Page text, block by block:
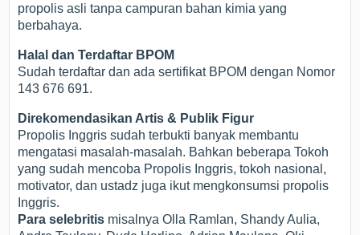
propolis asli tanpa campuran bahan kimia yang
berbahaya.
Halal dan Terdaftar BPOM
Sudah terdaftar dan ada sertifikat BPOM dengan Nomor
143 676 691.
Direkomendasikan Artis & Publik Figur
Propolis Inggris sudah terbukti banyak membantu
mengatasi masalah-masalah. Bahkan beberapa Tokoh
yang sudah mencoba Propolis Inggris, tokoh nasional,
motivator, dan ustadz juga ikut mengkonsumsi propolis
Inggris.
Para selebritis misalnya Olla Ramlan, Shandy Aulia,